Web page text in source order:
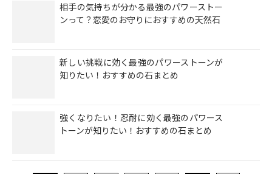
相手の気持ちが分かる最強のパワーストー
ンって？恋愛のお守りにおすすめの天然石
新しい挑戦に効く最強のパワーストーンが
知りたい！おすすめの石まとめ
強くなりたい！忍耐に効く最強のパワース
トーンが知りたい！おすすめの石まとめ